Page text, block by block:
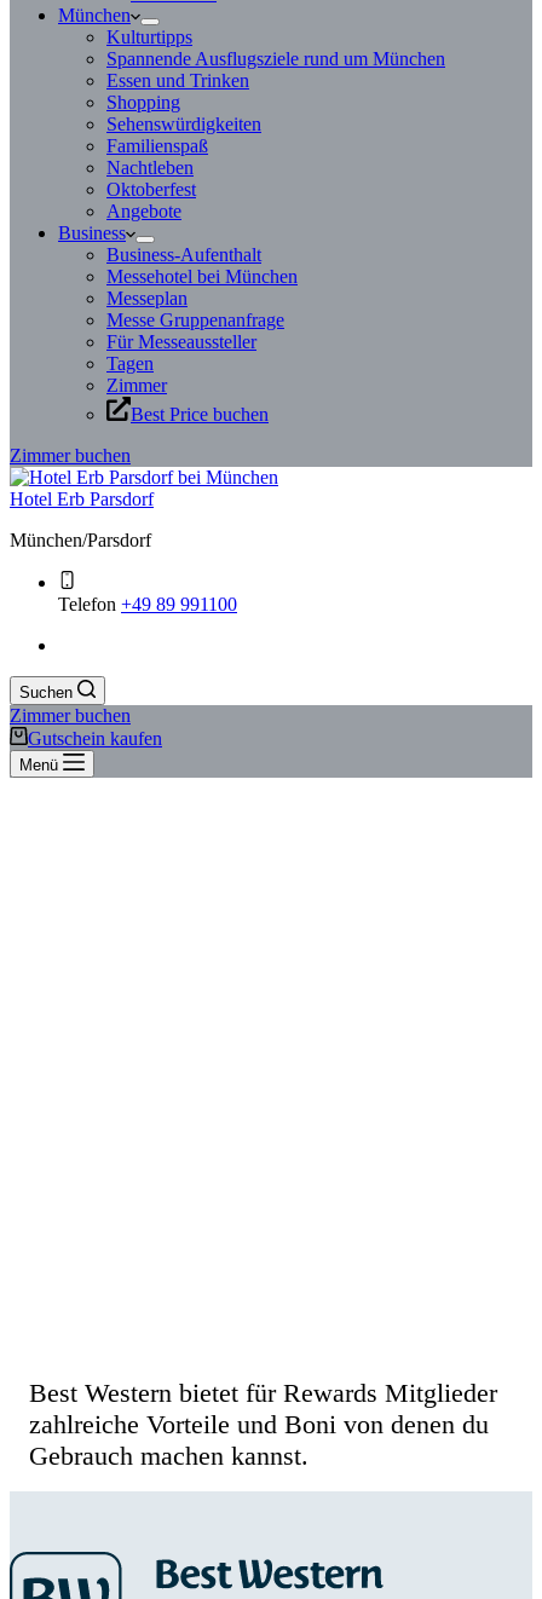
München
Kulturtipps
Spannende Ausflugsziele rund um München
Essen und Trinken
Shopping
Sehenswürdigkeiten
Familienspaß
Nachtleben
Oktoberfest
Angebote
Business
Business-Aufenthalt
Messehotel bei München
Messeplan
Messe Gruppenanfrage
Für Messeaussteller
Tagen
Zimmer
Best Price buchen
Zimmer buchen
Hotel Erb Parsdorf
München/Parsdorf
Telefon +49 89 991100
Suchen
Zimmer buchen
Gutschein kaufen
Menü
Best Western bietet für Rewards Mitglieder
zahlreiche Vorteile und Boni von denen du
Gebrauch machen kannst.